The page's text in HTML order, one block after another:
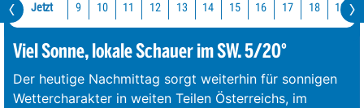
Jetzt 9 10 11 12 13 14 15 16 17 18 19
Viel Sonne, lokale Schauer im SW. 5/20°
Der heutige Nachmittag sorgt weiterhin für sonnigen
Wettercharakter in weiten Teilen Österreichs, im